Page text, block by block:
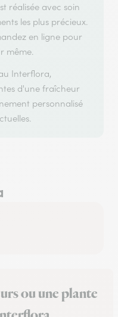
réalisée avec soin
les plus précieux.
en ligne pour
même.
Interflora,
d'une fraîcheur
personnalisé
ou une plante